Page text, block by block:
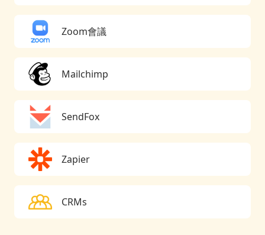
Zoom會議
Mailchimp
SendFox
Zapier
CRMs